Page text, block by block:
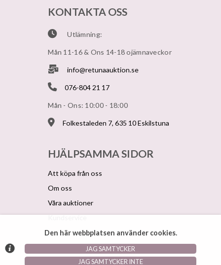
KONTAKTA OSS
Utlämning:
Mån 11-16 & Ons 14-18 ojämnaveckor
info@retunaauktion.se
076-804 21 17
Mån - Ons: 10:00 - 18:00
Folkestaleden 7, 635 10 Eskilstuna
HJÄLPSAMMA SIDOR
Att köpa från oss
Om oss
Våra auktioner
Kundservice
© Argonova Auktionsplattform 2026
Den här webbplatsen använder cookies.
JAG SAMTYCKER
JAG SAMTYCKER INTE